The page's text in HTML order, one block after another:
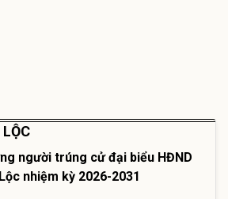
người trúng cử đại biểu HĐND
nhiệm kỳ 2026-2031